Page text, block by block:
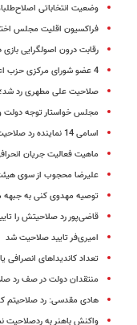
وضعیت انتخاباتی
فراکسیون اقلیت مجلس
رقابت درون اصولگرایی
4 عضو شورای مرکزی حزب اعتمادملی کاندیدای انتخابات هستند
صلاحیت علی مطهری رد شد؛
مجلس خواستار توجه دولت
اسامی 14 نماینده رد صلاحیت شده؛ رد صلاحیت طراح سئوال از رئیس جمهور
ماهیت فعالیت جریان
علیرضا محجوب از سوی
توصیه مهدوی کنی به جبهه
قاضی‌پور رد صلاحیتش را تایید کرد؛ 50 نماینده فعلی
امیری‌فر تایید صلاحیت شد
تعداد کاندیداهای
منتقدان دولت در صف رد
هادی مقدسی: رد
واکنش باهنر به ردصلاحیت